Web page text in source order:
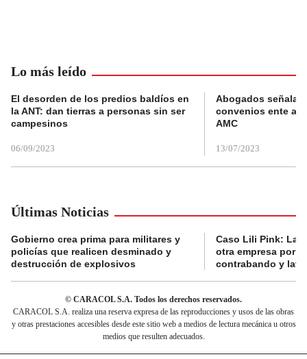
Lo más leído
El desorden de los predios baldíos en
la ANT: dan tierras a personas sin ser
campesinos
06/09/2023
Abogados
convenios ente
AMC
13/07/2023
Últimas Noticias
Gobierno crea prima para militares y
policías que realicen desminado y
destrucción de explosivos
Caso Lili Pink: La
otra empresa por
contrabando y
© CARACOL S.A. Todos los derechos reservados.
CARACOL S.A. realiza una reserva expresa de las reproducciones y usos de las obras
y otras prestaciones accesibles desde este sitio web a medios de lectura mecánica u otros
medios que resulten adecuados.